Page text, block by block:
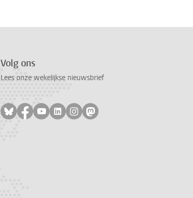
Volg ons
Lees onze wekelijkse nieuwsbrief
Volg ons op bluesky
Volg ons op facebook
Volg ons op youtube
Volg ons op linkedin
Volg ons op instagram
Volg ons op mastodon